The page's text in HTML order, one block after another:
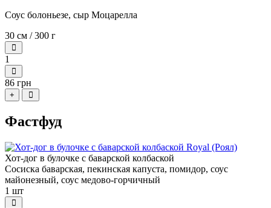
Соус болоньезе, сыр Моцарелла
30 см / 300 г
1
86 грн
+
Фастфуд
Хот-дог в булочке с баварской колбаской
Сосиска баварская, пекинская капуста, помидор, соус
майонезный, соус медово-горчичный
1 шт